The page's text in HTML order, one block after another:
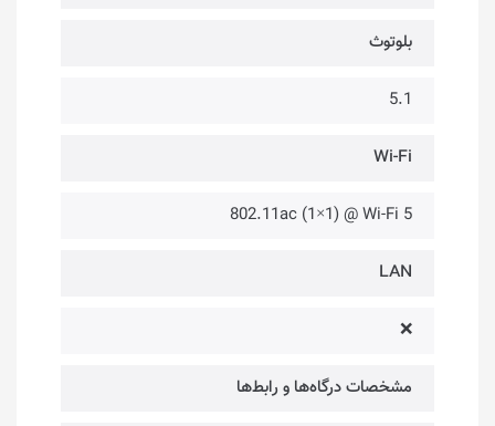
بلوتوث
5.1
Wi-Fi
802.11ac (1×1) @ Wi-Fi 5
LAN
❌
مشخصات درگاه‌ها و رابط‌ها